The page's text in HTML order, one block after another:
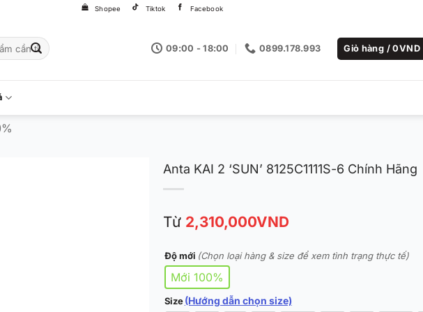
Shopee Tiktok Facebook
09:00 - 18:00 0899.178.993 Giỏ hàng /0VND
Anta KAI 2 ‘SUN’ 8125C1111S-6 Chính Hãng
Từ 2,310,000VND
Độ mới (Chọn loại hàng & size để xem tình trạng thực tế)
Mới 100%
Size (Hướng dẫn chọn size)